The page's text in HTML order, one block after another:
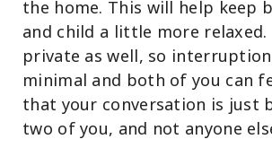
the home. This will help keep
and child a little more
private as well, so
minimal and both of you can
that your conversation is just
two of you, and not anyone